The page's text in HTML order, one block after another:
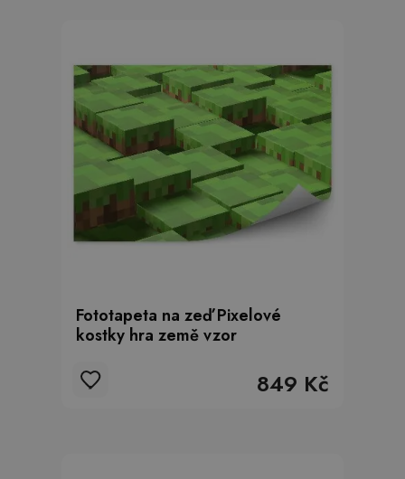
Fototapeta na zeď Pixelové
kostky hra země vzor
849 Kč